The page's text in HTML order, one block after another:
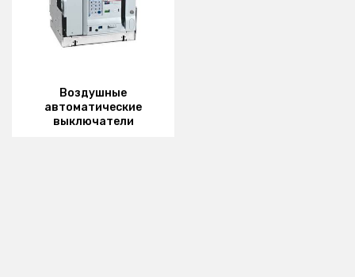
Воздушные
автоматические
выключатели